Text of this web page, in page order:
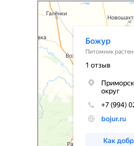
Божур
Питомник растений в Приморском крае